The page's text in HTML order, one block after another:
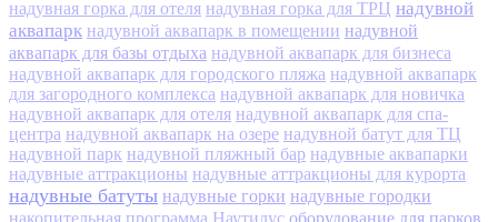
надувная горка для отеля надувная горка для ТРЦ надувной
аквапарк надувной аквапарк в помещении надувной
аквапарк для базы отдыха надувной аквапарк для бизнеса
надувной аквапарк для городского пляжа надувной аквапарк
для загородного комплекса надувной аквапарк для новичка
надувной аквапарк для отеля надувной аквапарк для спа-
центра надувной аквапарк на озере надувной батут для ТЦ
надувной парк надувной пляжный бар надувные аквапарки
надувные аттракционы надувные аттракционы для курорта
надувные батуты надувные горки надувные городки
накопительная программа Наутилус